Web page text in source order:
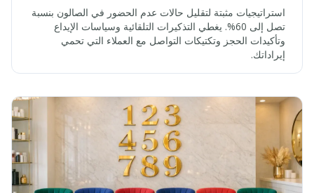
استراتيجيات مثبتة لتقليل حالات عدم الحضور في الصالون بنسبة
تصل إلى 60%. يغطي التذكيرات التلقائية وسياسات الإيداع
وتأكيدات الحجز وتكتيكات التواصل مع العملاء التي تحمي
إيراداتك.